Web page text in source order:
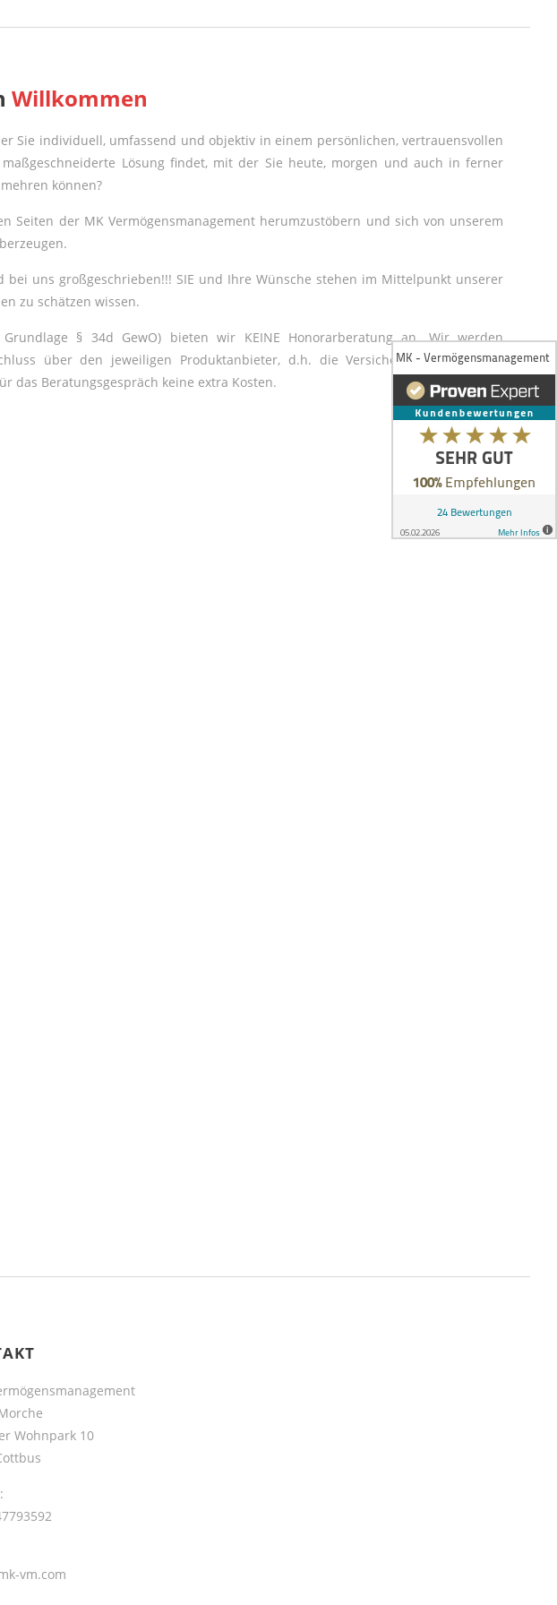
Willkommen
Sie individuell, umfassend und objektiv in einem persönlichen, vertrauensvollen
Lösung findet, mit der Sie heute, morgen und auch in ferner
können?
Seiten der MK Vermögensmanagement herumzustöbern und sich von unserem
bei uns großgeschrieben!!! SIE und Ihre Wünsche stehen im Mittelpunkt unserer
zu schätzen wissen.
Grundlage § 34d GewO) bieten wir KEINE Honorarberatung an. Wir werden
über den jeweiligen Produktanbieter, d.h. die Versicherungsgesellschaft
das Beratungsgespräch keine extra Kosten.
Wohnpark 10
vm.com